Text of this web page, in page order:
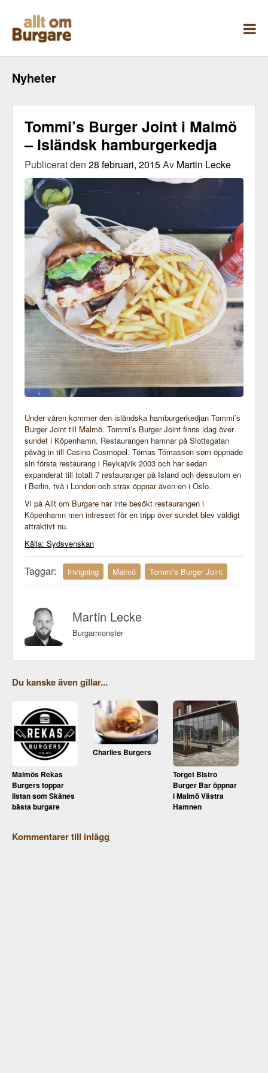
innehåll
Nyheter
Tommi’s Burger Joint i Malmö
– Isländsk hamburgerkedja
Publicerat den 28 februari, 2015Av Martin Lecke
Under våren kommer den isländska hamburgerkedjan Tommi’s
Burger Joint till Malmö. Tommi’s Burger Joint finns idag över
sundet i Köpenhamn. Restaurangen hamnar på Slottsgatan
påväg in till Casino Cosmopol. Tómas Tómasson som öppnade
sin första restaurang i Reykajvik 2003 och har sedan
expanderat till totalt 7 restauranger på Island och dessutom en
i Berlin, två i London och strax öppnar även en i Oslo.
Vi på Allt om Burgare har inte besökt restaurangen i
Köpenhamn men intresset för en tripp över sundet blev väldigt
attraktivt nu.
Källa: Sydsvenskan
Taggar: Invigning Malmö Tommi's Burger Joint
Martin Lecke
Burgarmonster
Du kanske även gillar...
Malmös Rekas
Burgers toppar
listan som Skånes
bästa burgare
Charlies Burgers
Torget Bistro
Burger Bar öppnar
i Malmö Västra
Hamnen
Kommentarer till inlägg